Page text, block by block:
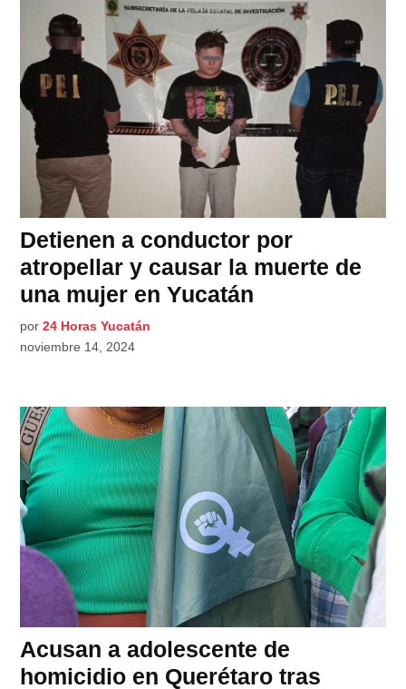
Detienen a conductor por
atropellar y causar la muerte de
una mujer en Yucatán
por 24 Horas Yucatán
noviembre 14, 2024
Acusan a adolescente de
homicidio en Querétaro tras